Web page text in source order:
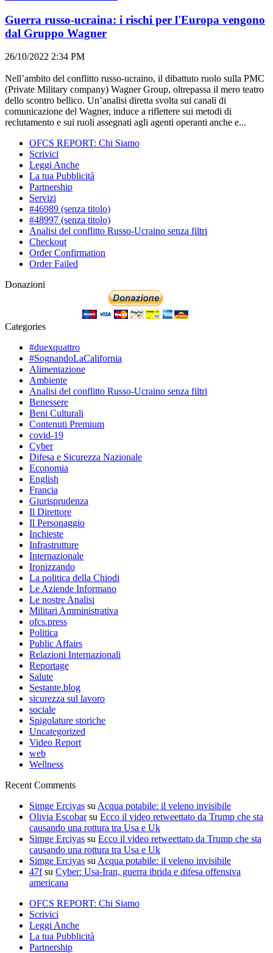
Guerra russo-ucraina: i rischi per l'Europa vengono
dal Gruppo Wagner
26/10/2022 2:34 PM
Nell’ambito del conflitto russo-ucraino, il dibattuto ruolo sulla PMC
(Private Military company) Wagner Group, oltrepassa il mero teatro
dello scontro bellico. Un’analisi diretta svolta sui canali di
comunicazione del Wagner, induce a riflettere sui metodi di
reclutamento e sui ruoli assegnati agli agenti operanti anche e...
OFCS REPORT: Chi Siamo
Scrivici
Leggi Anche
La tua Pubblicità
Partnership
Servizi
#46989 (senza titolo)
#48997 (senza titolo)
Analisi del conflitto Russo-Ucraino senza filtri
Checkout
Order Confirmation
Order Failed
Donazioni
Categories
#duexquattro
#SognandoLaCalifornia
Alimentazione
Ambiente
Analisi del conflitto Russo-Ucraino senza filtri
Benessere
Beni Culturali
Contenuti Premium
covid-19
Cyber
Difesa e Sicurezza Nazionale
Economia
English
Francia
Giurisprudenza
Il Direttore
Il Personaggio
Inchieste
Infrastrutture
Internazionale
Ironizzando
La politica della Chiodi
Le Aziende Informano
Le nostre Analisi
Militari Amministrativa
ofcs.press
Politica
Public Affairs
Relazioni Internazionali
Reportage
Salute
Sestante.blog
sicurezza sul lavoro
sociale
Spigolature storiche
Uncategorized
Video Report
web
Wellness
Recent Comments
Simge Erciyas su Acqua potabile: il veleno invisibile
Olivia Escobarsu Ecco il video retweettato da Trump che sta
causando una rottura tra Usa e Uk
Simge Erciyas su Ecco il video retweettato da Trump che sta
causando una rottura tra Usa e Uk
Simge Erciyas su Acqua potabile: il veleno invisibile
47fsu Cyber: Usa-Iran, guerra ibrida e difesa offensiva
americana
OFCS REPORT: Chi Siamo
Scrivici
Leggi Anche
La tua Pubblicità
Partnership